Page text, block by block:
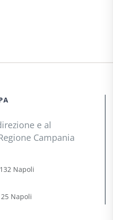
e al
Campania
Napoli
Napoli